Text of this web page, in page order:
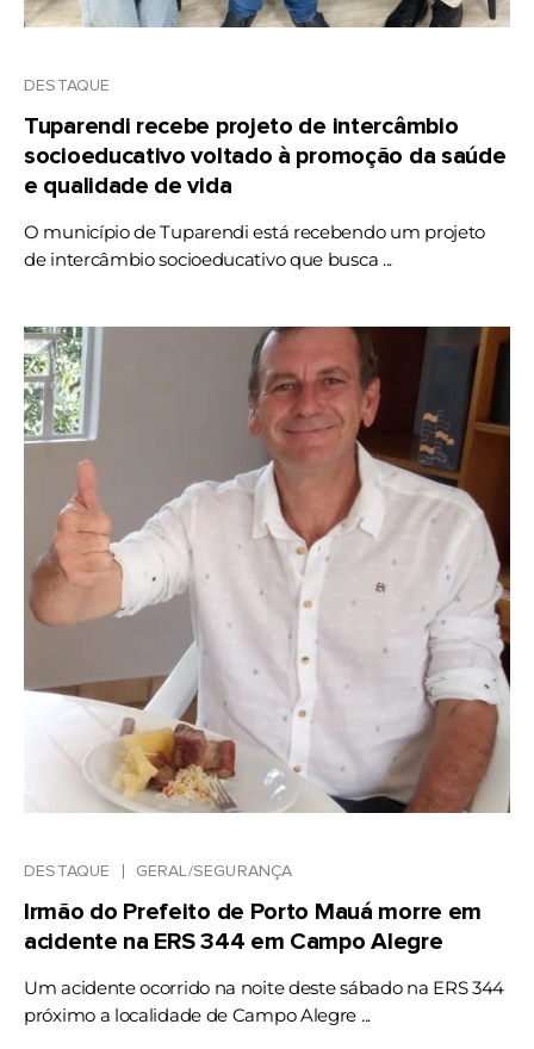
DESTAQUE
Tuparendi recebe projeto de intercâmbio
socioeducativo voltado à promoção da saúde
e qualidade de vida
O município de Tuparendi está recebendo um projeto
de intercâmbio socioeducativo que busca ...
DESTAQUE GERAL/SEGURANÇA
Irmão do Prefeito de Porto Mauá morre em
acidente na ERS 344 em Campo Alegre
Um acidente ocorrido na noite deste sábado na ERS 344
próximo a localidade de Campo Alegre ...